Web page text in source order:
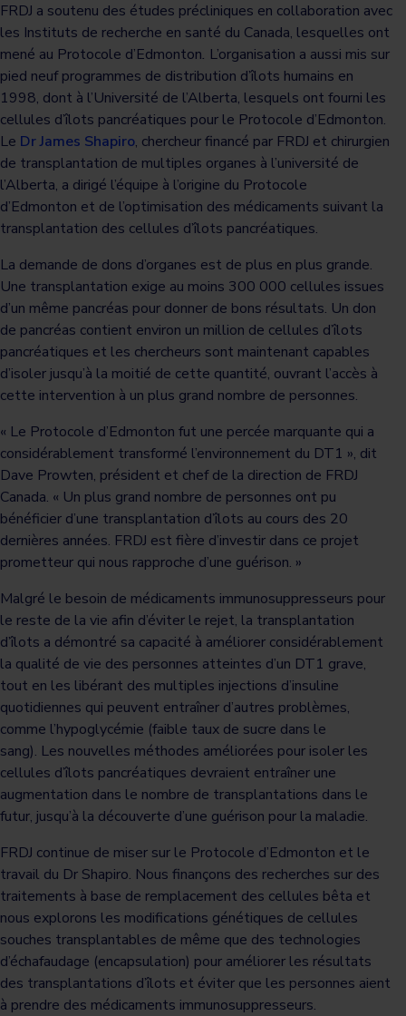
FRDJ a soutenu des études précliniques en collaboration avec
les Instituts de recherche en santé du Canada, lesquelles ont
mené au Protocole d’Edmonton. L’organisation a aussi mis sur
pied neuf programmes de distribution d’îlots humains en
1998, dont à l’Université de l’Alberta, lesquels ont fourni les
cellules d’îlots pancréatiques pour le Protocole d’Edmonton.
Le Dr James Shapiro, chercheur financé par FRDJ et chirurgien
de transplantation de multiples organes à l’université de
l’Alberta, a dirigé l’équipe à l’origine du Protocole
d’Edmonton et de l’optimisation des médicaments suivant la
transplantation des cellules d’îlots pancréatiques.
La demande de dons d’organes est de plus en plus grande.
Une transplantation exige au moins 300 000 cellules issues
d’un même pancréas pour donner de bons résultats. Un don
de pancréas contient environ un million de cellules d’îlots
pancréatiques et les chercheurs sont maintenant capables
d’isoler jusqu’à la moitié de cette quantité, ouvrant l’accès à
cette intervention à un plus grand nombre de personnes.
« Le Protocole d’Edmonton fut une percée marquante qui a
considérablement transformé l’environnement du DT1 », dit
Dave Prowten, président et chef de la direction de FRDJ
Canada. « Un plus grand nombre de personnes ont pu
bénéficier d’une transplantation d’îlots au cours des 20
dernières années. FRDJ est fière d’investir dans ce projet
prometteur qui nous rapproche d’une guérison. »
Malgré le besoin de médicaments immunosuppresseurs pour
le reste de la vie afin d’éviter le rejet, la transplantation
d’îlots a démontré sa capacité à améliorer considérablement
la qualité de vie des personnes atteintes d’un DT1 grave,
tout en les libérant des multiples injections d’insuline
quotidiennes qui peuvent entraîner d’autres problèmes,
comme l’hypoglycémie (faible taux de sucre dans le
sang). Les nouvelles méthodes améliorées pour isoler les
cellules d’îlots pancréatiques devraient entraîner une
augmentation dans le nombre de transplantations dans le
futur, jusqu’à la découverte d’une guérison pour la maladie.
FRDJ continue de miser sur le Protocole d’Edmonton et le
travail du Dr Shapiro. Nous finançons des recherches sur des
traitements à base de remplacement des cellules bêta et
nous explorons les modifications génétiques de cellules
souches transplantables de même que des technologies
d’échafaudage (encapsulation) pour améliorer les résultats
des transplantations d’îlots et éviter que les personnes aient
à prendre des médicaments immunosuppresseurs.